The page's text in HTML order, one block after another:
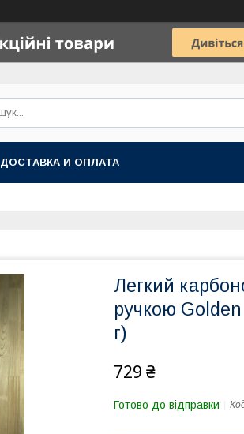
ДОСТАВКА И ОПЛАТА
Легкий
ручкою
г)
729 ₴
Готово до відправки